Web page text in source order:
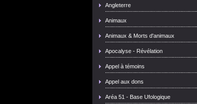
Angleterre
Animaux
Animaux & Morts d'animaux
Apocalyse - Révélation
Appel à témoins
Appel aux dons
Aréa 51 - Base Ufologique